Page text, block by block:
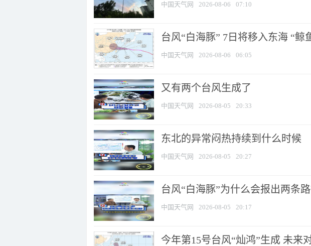
中国天气网 2026-08-06 07:10
台风“白海豚” 7日将移入东海 “鲸
中国天气网 2026-08-06 06:05
又有两个台风生成了
中国天气网 2026-08-05 20:33
东北的异常闷热持续到什么时候
中国天气网 2026-08-05 20:27
台风“白海豚”为什么会报出两条路
中国天气网 2026-08-05 20:17
今年第15号台风“灿鸿”生成 未来